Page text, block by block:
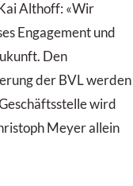
Althoff: «Wir
Engagement und
Den
der BVL werden
wird
Meyer allein